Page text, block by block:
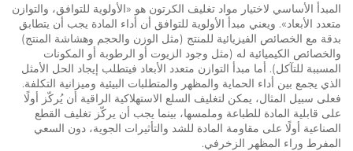
المبدأ الأساسي لاختيار مواد تغليف الكرتون هو «الأولوية للتوافق، والتوازن
متعدد الأبعاد». ويعني مبدأ الأولوية للتوافق أن أداء المادة يجب أن يتطابق
بدقة مع الخصائص الفيزيائية للمنتج (مثل الوزن والحجم وهشاشة المنتج)
والخصائص الكيميائية له (مثل وجود الزيوت أو الرطوبة أو المكونات
المسببة للتآكل). أما مبدأ التوازن متعدد الأبعاد فيتطلب إيجاد الحل الأمثل
الذي يجمع بين أداء الحماية والمظهر والمتطلبات البيئية وميزانية التكلفة.
فعلى سبيل المثال، يمكن لتغليف السلع الاستهلاكية الراقية أن يُركّز أولًا
على قابلية المادة للطباعة وملمسها، بينما يجب أن يركّز تغليف القطع
الصناعية أولًا على مقاومة المادة للشد والتأثيرات الجوية، دون السعي
المفرط وراء المظهر الزخرفي.